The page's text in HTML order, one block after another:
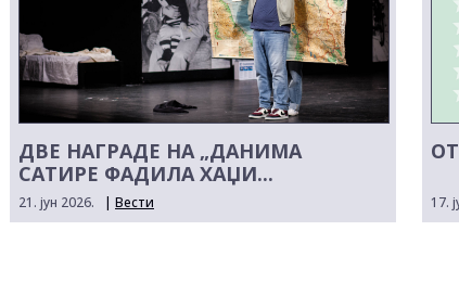
ДВЕ НАГРАДЕ НА „ДАНИМА
САТИРЕ ФАДИЛА ХАЏИ...
21. јун 2026. | Вести 17.